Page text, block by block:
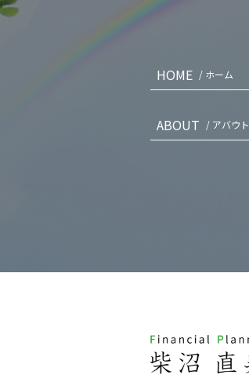
HOME / ホーム
ABOUT / アバウト